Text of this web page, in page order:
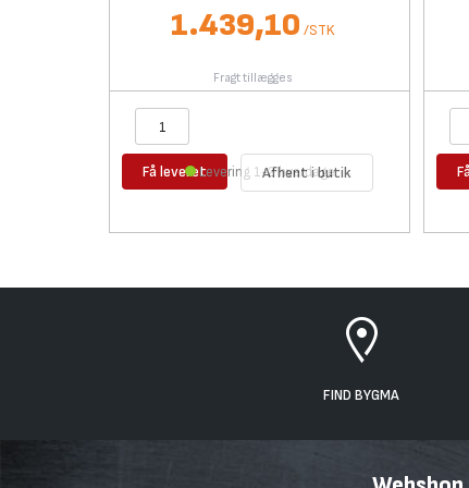
1.439,10 /STK
Fragt tillægges
Få leveret Afhent i butik
Levering 1-2 hverdage
FIND BYGMA